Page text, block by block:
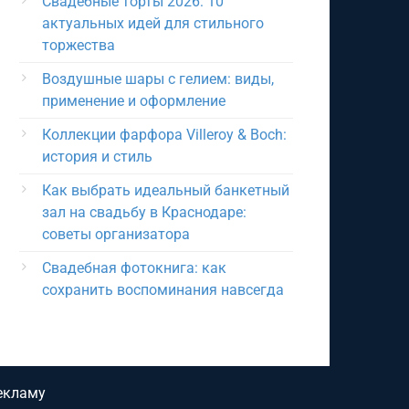
актуальных идей для стильного
торжества
Воздушные шары с гелием: виды,
применение и оформление
Коллекции фарфора Villeroy & Boch:
история и стиль
Как выбрать идеальный банкетный
зал на свадьбу в Краснодаре:
советы организатора
Свадебная фотокнига: как
сохранить воспоминания навсегда